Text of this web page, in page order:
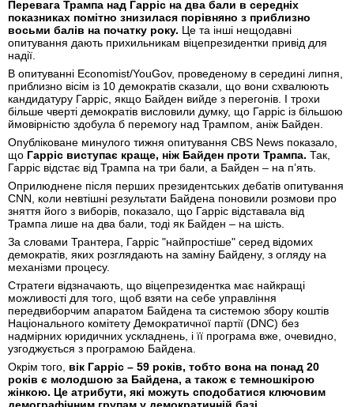
Перевага Трампа над Гарріс на два бали в середніх
показниках помітно знизилася порівняно з приблизно
восьми балів на початку року. Це та інші нещодавні
опитування дають прихильникам віцепрезидентки привід для
надії.
В опитуванні Economist/YouGov, проведеному в середині липня,
приблизно вісім із 10 демократів сказали, що вони схвалюють
кандидатуру Гарріс, якщо Байден вийде з перегонів. І трохи
більше чверті демократів висловили думку, що Гарріс із більшою
ймовірністю здобула б перемогу над Трампом, аніж Байден.
Опубліковане минулого тижня опитування CBS News показало,
що Гарріс виступає краще, ніж Байден проти Трампа. Так,
Гарріс відстає від Трампа на три бали, а Байден – на п’ять.
Оприлюднене після перших президентських дебатів опитування
CNN, коли невтішні результати Байдена поновили розмови про
зняття його з виборів, показало, що Гарріс відставала від
Трампа лише на два бали, тоді як Байден – на шість.
За словами Трантера, Гарріс "найпростіше" серед відомих
демократів, яких розглядають на заміну Байдену, з огляду на
механізми процесу.
Стратеги відзначають, що віцепрезидентка має найкращі
можливості для того, щоб взяти на себе управління
передвиборчим апаратом Байдена та системою збору коштів
Національного комітету Демократичної партії (DNC) без
надмірних юридичних ускладнень, і її програма вже, очевидно,
узгоджується з програмою Байдена.
Окрім того, вік Гарріс – 59 років, тобто вона на понад 20
років є молодшою за Байдена, а також є темношкірою
жінкою. Це атрибути, які можуть сподобатися ключовим